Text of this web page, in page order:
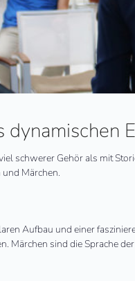
schwerer Gehör als mit
Märchen.
Aufbau und einer
Märchen sind die Sprache